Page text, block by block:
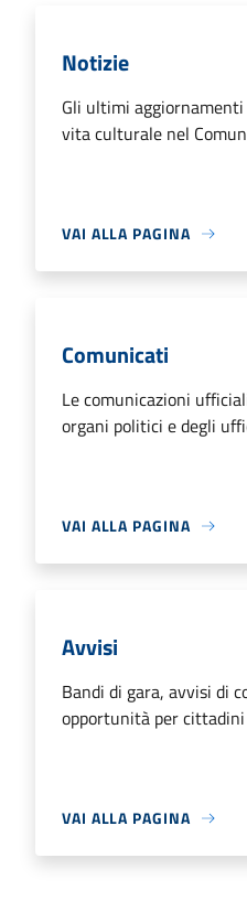
Notizie
Gli ultimi
vita culturale nel
VAI ALLA PAGINA
Comunicati
Le comunicazioni
organi politici e degli
VAI ALLA PAGINA
Avvisi
Bandi di gara, avvisi di
opportunità per cittadini
VAI ALLA PAGINA